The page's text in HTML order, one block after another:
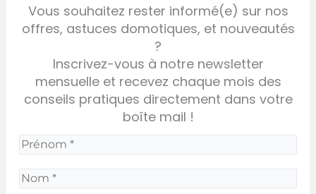
Vous souhaitez rester informé(e) sur nos
offres, astuces domotiques, et nouveautés
?
Inscrivez-vous à notre newsletter
mensuelle et recevez chaque mois des
conseils pratiques directement dans votre
boîte mail !